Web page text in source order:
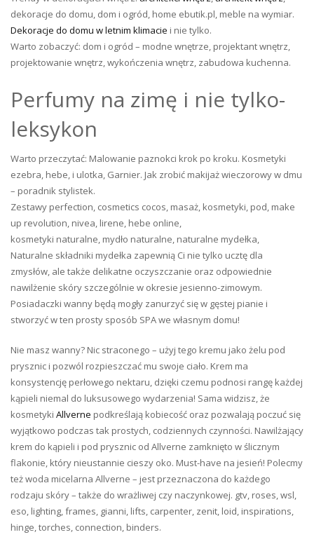
dekoracje do domu, dom i ogród, home ebutik.pl, meble na wymiar.
Dekoracje do domu w letnim klimacie i nie tylko.
Warto zobaczyć: dom i ogród – modne wnętrze, projektant wnętrz,
projektowanie wnętrz, wykończenia wnętrz, zabudowa kuchenna.
Perfumy na zimę i nie tylko-
leksykon
Warto przeczytać: Malowanie paznokci krok po kroku. Kosmetyki
ezebra, hebe, i ulotka, Garnier. Jak zrobić makijaż wieczorowy w dmu
– poradnik stylistek.
Zestawy perfection, cosmetics cocos, masaż, kosmetyki, pod, make
up revolution, nivea, lirene, hebe online,
kosmetyki naturalne, mydło naturalne, naturalne mydełka,
Naturalne składniki mydełka zapewnią Ci nie tylko ucztę dla
zmysłów, ale także delikatne oczyszczanie oraz odpowiednie
nawilżenie skóry szczególnie w okresie jesienno-zimowym.
Posiadaczki wanny będą mogły zanurzyć się w gęstej pianie i
stworzyć w ten prosty sposób SPA we własnym domu!
Nie masz wanny? Nic straconego – użyj tego kremu jako żelu pod
prysznic i pozwól rozpieszczać mu swoje ciało. Krem ma
konsystencję perłowego nektaru, dzięki czemu podnosi rangę każdej
kąpieli niemal do luksusowego wydarzenia! Sama widzisz, że
kosmetyki Allverne podkreślają kobiecość oraz pozwalają poczuć się
wyjątkowo podczas tak prostych, codziennych czynności. Nawilżający
krem do kąpieli i pod prysznic od Allverne zamknięto w ślicznym
flakonie, który nieustannie cieszy oko. Must-have na jesień! Polecmy
też woda micelarna Allverne – jest przeznaczona do każdego
rodzaju skóry – także do wrażliwej czy naczynkowej. gtv, roses, wsl,
eso, lighting, frames, gianni, lifts, carpenter, zenit, loid, inspirations,
hinge, torches, connection, binders.